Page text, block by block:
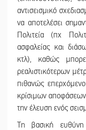
αντισεισμικό
να αποτελέσει
Πολιτεία (πχ
ασφαλείας και
κτλ), καθώς
ρεαλιστικότερων
πιθανώς
κρίσιμων
την έλευση ενός
Τη βασική